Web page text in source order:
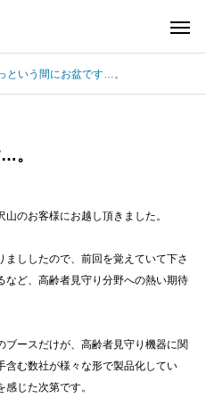
という間にお盆です…。
。
のお客様にお越し頂きました。
ししたので、前回を覚えていて下さ
など、高齢者見守り分野への熱い期待
ースだけが、高齢者見守り機器に関
含む数社が様々な形で製品化してい
じた次第です。